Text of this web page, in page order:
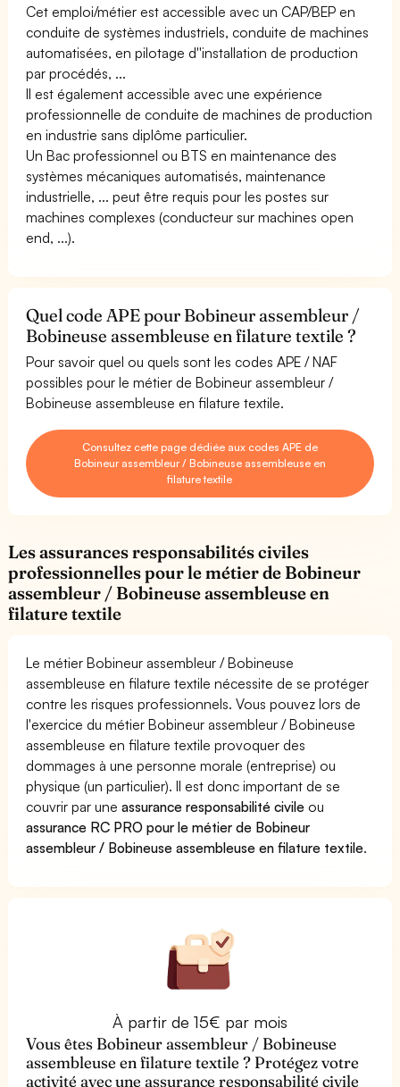
Cet emploi/métier est accessible avec un CAP/BEP en
conduite de systèmes industriels, conduite de machines
automatisées, en pilotage d''installation de production
par procédés, ...
Il est également accessible avec une expérience
professionnelle de conduite de machines de production
en industrie sans diplôme particulier.
Un Bac professionnel ou BTS en maintenance des
systèmes mécaniques automatisés, maintenance
industrielle, ... peut être requis pour les postes sur
machines complexes (conducteur sur machines open
end, ...).
Quel code APE pour Bobineur assembleur /
Bobineuse assembleuse en filature textile ?
Pour savoir quel ou quels sont les codes APE / NAF
possibles pour le métier de Bobineur assembleur /
Bobineuse assembleuse en filature textile.
Consultez cette page dédiée aux codes APE de
Bobineur assembleur / Bobineuse assembleuse en
filature textile
Les assurances responsabilités civiles
professionnelles pour le métier de Bobineur
assembleur / Bobineuse assembleuse en
filature textile
Le métier Bobineur assembleur / Bobineuse
assembleuse en filature textile nécessite de se protéger
contre les risques professionnels. Vous pouvez lors de
l'exercice du métier Bobineur assembleur / Bobineuse
assembleuse en filature textile provoquer des
dommages à une personne morale (entreprise) ou
physique (un particulier). Il est donc important de se
couvrir par uneassurance responsabilité civile ou
assurance RC PRO pour le métier de Bobineur
assembleur / Bobineuse assembleuse en filature textile.
À partir de 15€ par mois
Vous êtes Bobineur assembleur / Bobineuse
assembleuse en filature textile ? Protégez votre
activité avec une assurance responsabilité civile